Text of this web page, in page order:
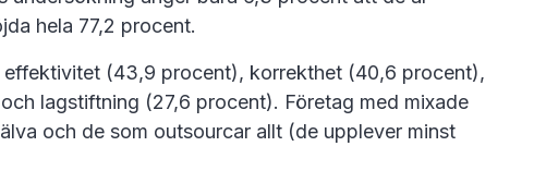
hela 77,2 procent.
effektivitet (43,9 procent), korrekthet (40,6 procent),
lagstiftning (27,6 procent). Företag med mixade
och de som outsourcar allt (de upplever minst